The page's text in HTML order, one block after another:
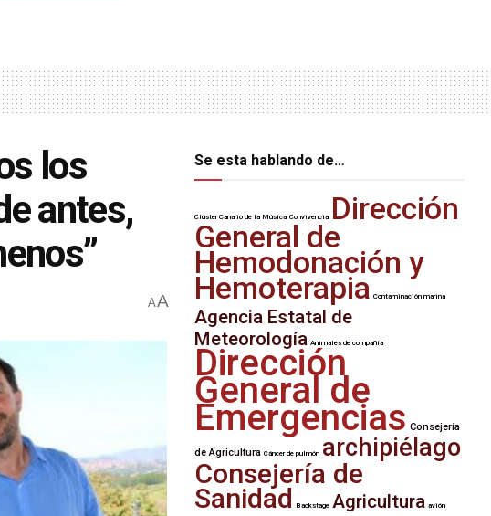
los
antes,
AA
Se esta hablando de…
Clúster Canario de la Música Convivencia Dirección
General de
Hemodonación y
Hemoterapia Contaminación marina
Agencia Estatal de
Meteorología Animales de compañía
Dirección
General de
Emergencias Consejería
de Agricultura Cáncer de pulmón archipiélago
Consejería de
Sanidad Backstage Agricultura avión